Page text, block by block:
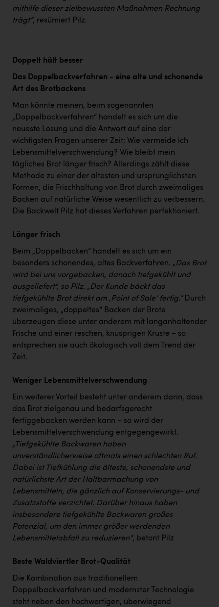
mithilfe dieser zielbewussten Maßnahmen Rechnung
trägt“, resümiert Pilz.
Doppelt hält besser
Das Doppelbackverfahren - eine alte und schonende
Art des Brotbackens
Man könnte meinen, beim sogenannten
„Doppelbackverfahren“ handelt es sich um die
neueste Lösung und die Antwort auf eine der
wichtigsten Fragen unserer Zeit: Wie vermeide ich
Lebensmittelverschwendung? Wie bleibt mein
tägliches Brot länger frisch? Allerdings zählt diese
Methode zu einer der ältesten und ursprünglichsten
Formen, die Frischhaltung von Brot durch zweimaliges
Backen auf natürliche Weise wesentlich zu verbessern.
Die Backwelt Pilz hat dieses Verfahren perfektioniert.
Länger frisch
Beim „Doppelbacken“ handelt es sich um ein
besonders schonendes, altes Backverfahren. „Das Brot
wird bei uns vorgebacken, danach tiefgekühlt und
ausgeliefert", so Pilz. „Der Kunde bäckt das
tiefgekühlte Brot direkt am ‚Point of Sale‘ fertig.“Durch
zweimaliges, „doppeltes“ Backen der Brote
überzeugen diese unter anderem mit langanhaltender
Frische und einer reschen, knusprigen Kruste – so
entsprechen sie auch ökologisch voll dem Trend der
Zeit.
Weniger Lebensmittelverschwendung
Ein weiterer Vorteil besteht unter anderem darin, dass
das Brot zielgenau und bedarfsgerecht
fertiggebacken werden kann – so wird der
Lebensmittelverschwendung entgegengewirkt.
„Tiefgekühlte Backwaren haben
unverständlicherweise oftmals einen schlechten Ruf.
Dabei ist Tiefkühlung die älteste, schonendste und
natürlichste Art der Haltbarmachung von
Lebensmitteln, die gänzlich auf Konservierungs- und
Zusatzstoffe verzichtet. Darüber hinaus haben
insbesondere tiefgekühlte Backwaren großes
Potenzial, um den immer größer werdenden
Lebensmittelabfall zu reduzieren“, betont Pilz
Beste Waldviertler Brot-Qualität
Die Kombination aus traditionellem
Doppelbackverfahren und modernster Technologie
steht neben den hochwertigen, überwiegend